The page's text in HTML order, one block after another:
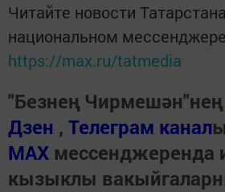
Читайте новости
национальном
https://max.ru/tatmedia
"Безнең Чирмешән"нең
Дзен , Телеграм канал
МАХ мессенджеренда
кызыклы